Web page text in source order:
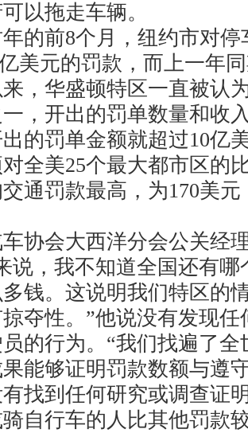
以拖走车辆。
前8个月，纽约市对停
美元的罚款，而上一年
华盛顿特区一直被认
，开出的罚单数量和收
的罚单金额就超过10亿
美25个最大都市区的
通罚款最高，为170美
会大西洋分会公关经理
说，我不知道全国还有
钱。这说明我们特区的
夺性。”他说没有发现
的行为。“我们找遍了
能够证明罚款数额与遵
找到任何研究或调查证
自行车的人比其他罚款